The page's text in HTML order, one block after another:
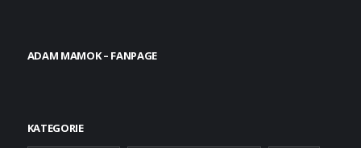
ADAM MAMOK – FANPAGE
KATEGORIE